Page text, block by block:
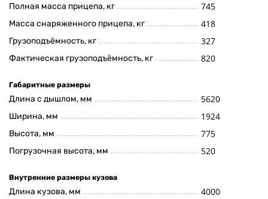
Полная масса прицепа, кг 745
Масса снаряженного прицепа, кг 418
Грузоподъёмность, кг 327
Фактическая грузоподъёмность, кг 820
Габаритные размеры
Длина с дышлом, мм 5620
Ширина, мм 1924
Высота, мм 775
Погрузочная высота, мм 520
Внутренние размеры кузова
Длина кузова, мм 4000